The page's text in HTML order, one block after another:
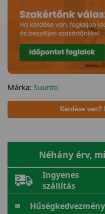
Márka: Suunto
Kérdése
Néhány érv,
Ingyenes
szállítás
Hűségkedvezmény